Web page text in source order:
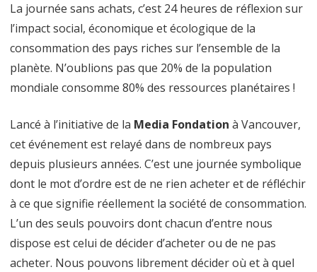
La journée sans achats, c’est 24 heures de réflexion sur
l’impact social, économique et écologique de la
consommation des pays riches sur l’ensemble de la
planète. N’oublions pas que 20% de la population
mondiale consomme 80% des ressources planétaires !
Lancé à l’initiative de la Media Fondation à Vancouver,
cet événement est relayé dans de nombreux pays
depuis plusieurs années. C’est une journée symbolique
dont le mot d’ordre est de ne rien acheter et de réfléchir
à ce que signifie réellement la société de consommation.
L’un des seuls pouvoirs dont chacun d’entre nous
dispose est celui de décider d’acheter ou de ne pas
acheter. Nous pouvons librement décider où et à quel